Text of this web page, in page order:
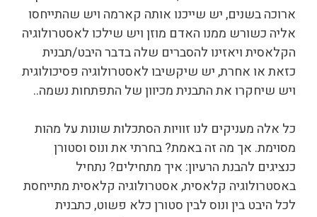
ארוכה בשנים, יש שייכנו אותה קארמה ויש שהתייחסו
אליה כשורש ממנו האדם מוזן ויש שילכו לאסטרולוגיה
הקלאסית ויאזינו להסברים שלה בדבר היבט/תבנית
כזאת או אחרת, יש שיקשיבו לאסטרולוגיה פסיכולוגית
ויש שיחקרו את התבנית מכיוון של התפתחות נשמה..
כל אלה מעניקים לנו זוויות הסתכלות שונות על מהות
מסוימת. אך מה זה באמת? בחרתי את ונוס וסטורן
כנציגים להבנת הרעיון: איך מתחילים? נתחיל
באסטרולוגיה קלאסית, אסטרולוגיה קלאסית מתייחסת
לכל היבט בין ונוס לבין סטורן כלא פשוט, כתבנית